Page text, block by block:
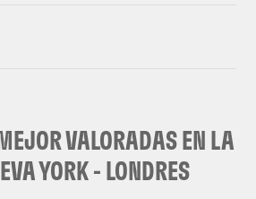
VALORADAS EN LA
YORK - LONDRES